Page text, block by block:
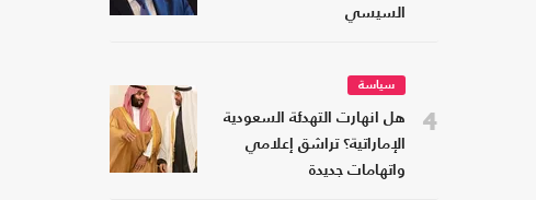
السيسي
4
سياسة
هل انهارت التهدئة السعودية
الإماراتية؟ تراشق إعلامي
واتهامات جديدة